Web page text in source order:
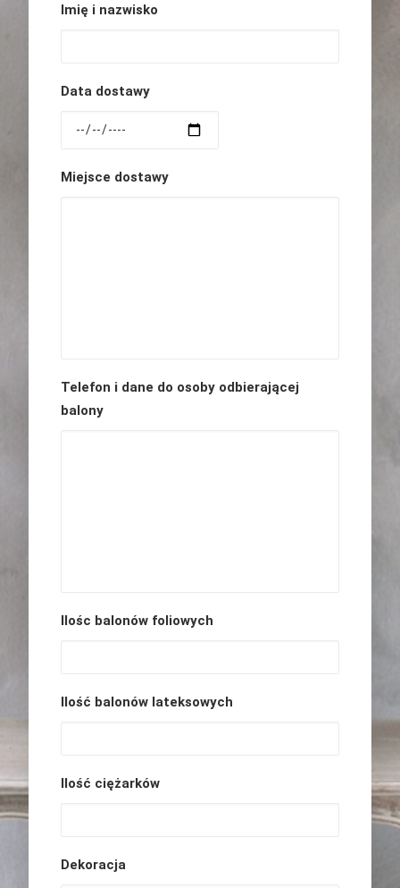
Balony z helem
Kontakt
Imię i nazwisko
Data dostawy
Miejsce dostawy
Telefon i dane do osoby odbierającej
balony
Ilośc balonów foliowych
Ilość balonów lateksowych
Ilość ciężarków
Dekoracja